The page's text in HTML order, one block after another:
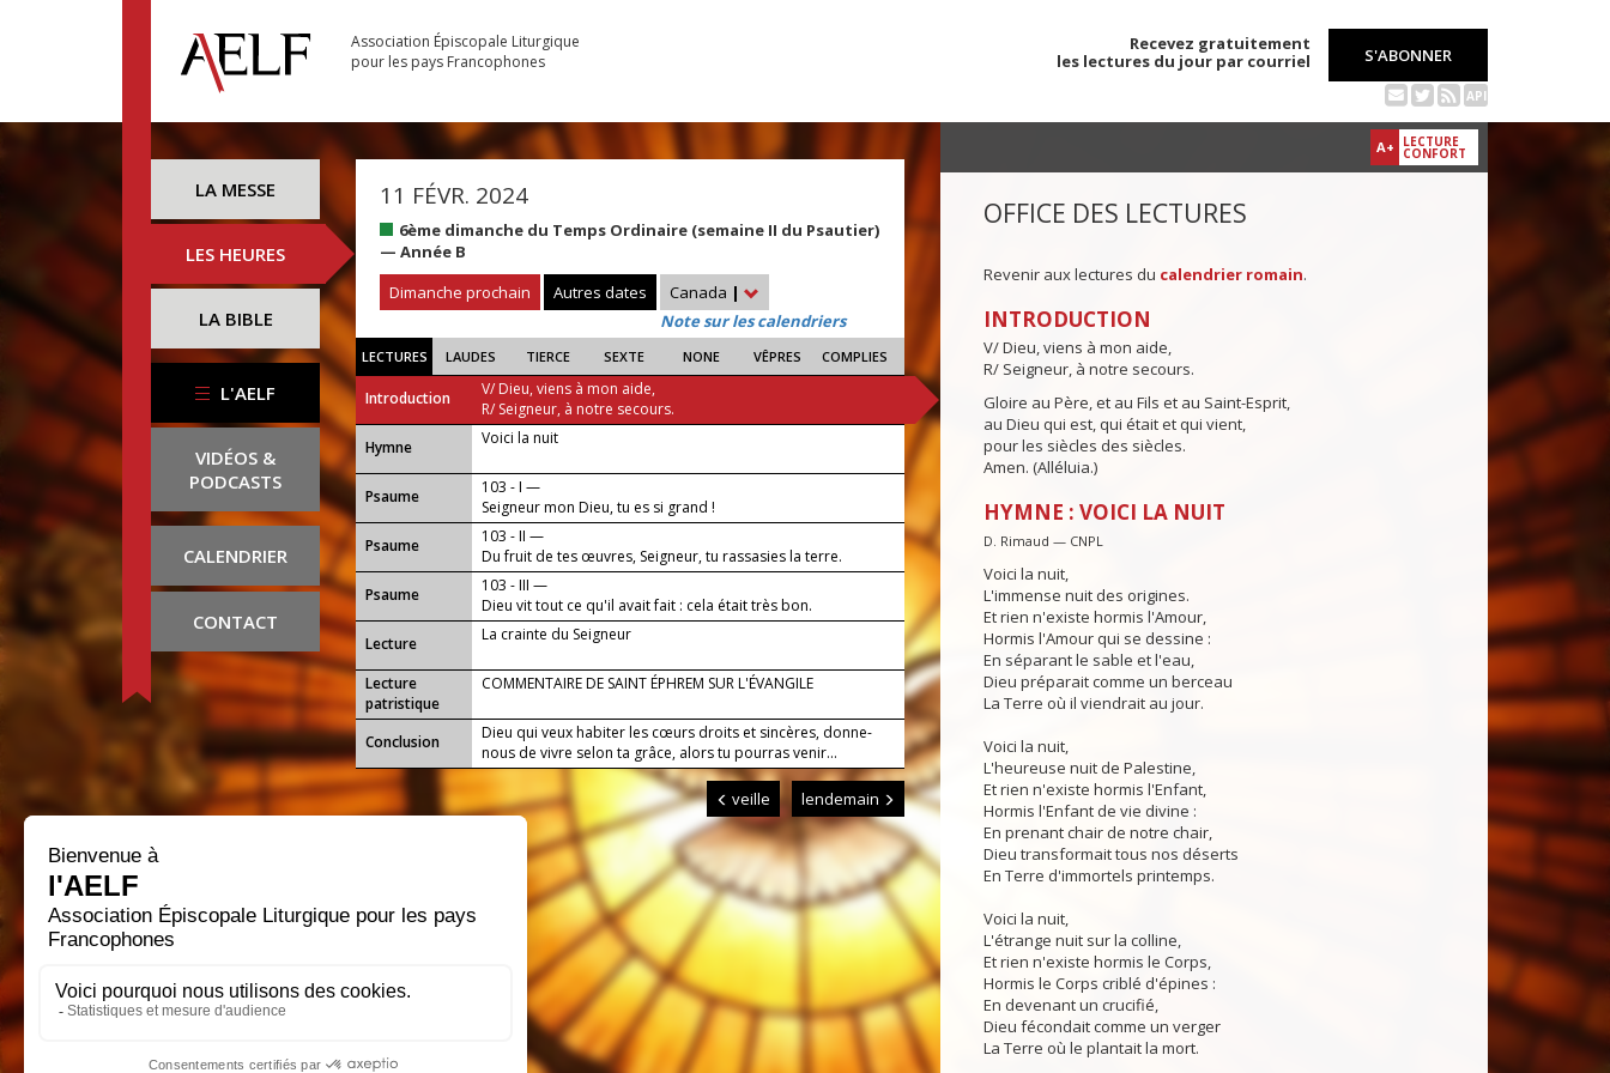
Association Épiscopale Liturgique
pour les pays Francophones
Recevez gratuitement
les lectures du jour par courriel
S'ABONNER
API
LA MESSE
LES HEURES
LA BIBLE
L'AELF
VIDÉOS &
PODCASTS
CALENDRIER
CONTACT
11 FÉVR. 2024
6ème dimanche du Temps Ordinaire (semaine II du Psautier)
— Année B
Dimanche prochain
Autres dates Canada |
Note sur les calendriers
LECTURES LAUDES TIERCE SEXTE NONE VÊPRES COMPLIES
Introduction
V/ Dieu, viens à mon aide,
R/ Seigneur, à notre secours.
...
Hymne Voici la nuit
Psaume
103 - I —
Seigneur mon Dieu, tu es si grand !
Psaume
103 - II —
Du fruit de tes œuvres, Seigneur, tu rassasies la terre.
Psaume
103 - III —
Dieu vit tout ce qu'il avait fait : cela était très bon.
Lecture
La crainte du Seigneur
Lecture
patristique
COMMENTAIRE DE SAINT ÉPHREM SUR L'ÉVANGILE
Conclusion
Dieu qui veux habiter les cœurs droits et sincères, donne-
nous de vivre selon ta grâce, alors tu pourras venir...
veille lendemain
A+ LECTURE
CONFORT
OFFICE DES LECTURES
Revenir aux lectures du calendrier romain.
INTRODUCTION
V/ Dieu, viens à mon aide,
R/ Seigneur, à notre secours.
Gloire au Père, et au Fils et au Saint-Esprit,
au Dieu qui est, qui était et qui vient,
pour les siècles des siècles.
Amen. (Alléluia.)
HYMNE : VOICI LA NUIT
D. Rimaud — CNPL
Voici la nuit,
L'immense nuit des origines.
Et rien n'existe hormis l'Amour,
Hormis l'Amour qui se dessine :
En séparant le sable et l'eau,
Dieu préparait comme un berceau
La Terre où il viendrait au jour.
Voici la nuit,
L'heureuse nuit de Palestine,
Et rien n'existe hormis l'Enfant,
Hormis l'Enfant de vie divine :
En prenant chair de notre chair,
Dieu transformait tous nos déserts
En Terre d'immortels printemps.
Voici la nuit,
L'étrange nuit sur la colline,
Et rien n'existe hormis le Corps,
Hormis le Corps criblé d'épines :
En devenant un crucifié,
Dieu fécondait comme un verger
La Terre où le plantait la mort.